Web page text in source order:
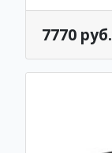
7770 руб.